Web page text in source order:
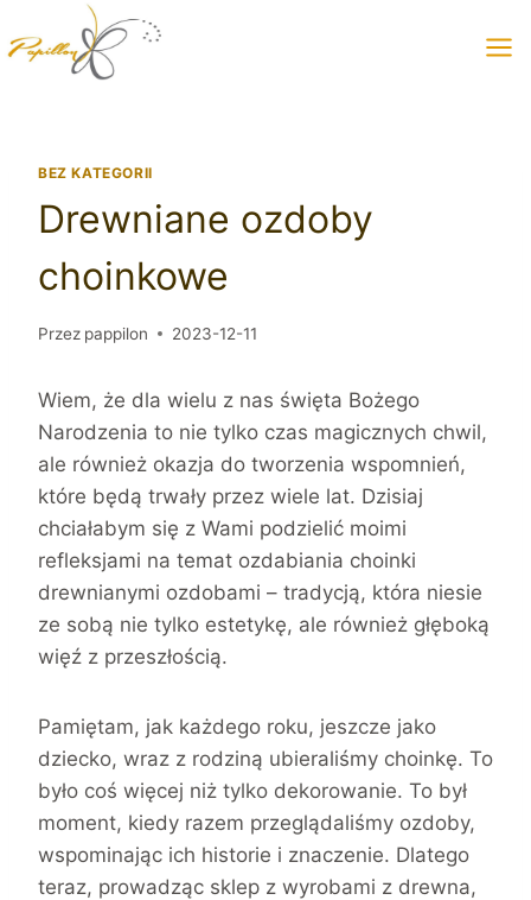
Przeskocz
do
BEZ KATEGORII
Drewniane ozdoby
choinkowe
Przez pappilon 2023-12-11
Wiem, że dla wielu z nas święta Bożego
Narodzenia to nie tylko czas magicznych chwil,
ale również okazja do tworzenia wspomnień,
które będą trwały przez wiele lat. Dzisiaj
chciałabym się z Wami podzielić moimi
refleksjami na temat ozdabiania choinki
drewnianymi ozdobami – tradycją, która niesie
ze sobą nie tylko estetykę, ale również głęboką
więź z przeszłością.
Pamiętam, jak każdego roku, jeszcze jako
dziecko, wraz z rodziną ubieraliśmy choinkę. To
było coś więcej niż tylko dekorowanie. To był
moment, kiedy razem przeglądaliśmy ozdoby,
wspominając ich historie i znaczenie. Dlatego
teraz, prowadząc sklep z wyrobami z drewna,